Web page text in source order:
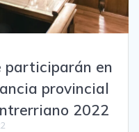
participarán en
provincial
2022